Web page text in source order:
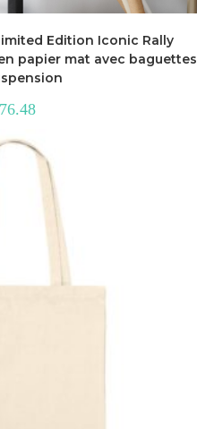
Edition Iconic Rally
papier mat avec baguettes
76.48